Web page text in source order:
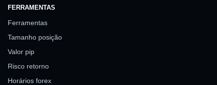
FERRAMENTAS
Ferramentas
Tamanho posição
Valor pip
Risco retorno
Horários forex